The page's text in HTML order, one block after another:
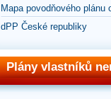
Mapa povodňového plánu
dPP České republiky
Plány vlastníků